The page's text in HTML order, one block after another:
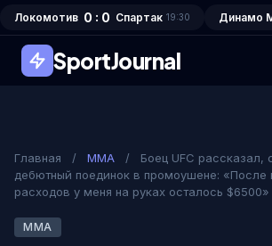
Локомотив 0 : 0 Спартак 19:30 Динамо
SportJournal
Главная / MMA /
Боец UFC рассказал,
дебютный поединок в промоушене: «После
расходов у меня на руках осталось $6500»
MMA